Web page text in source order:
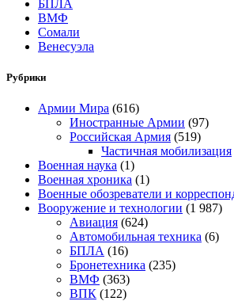
БПЛА
ВМФ
Сомали
Венесуэла
Рубрики
Армии Мира (616)
Иностранные Армии (97)
Российская Армия (519)
Частичная мобилизация
Военная наука (1)
Военная хроника (1)
Военные обозреватели и
Вооружение и технологии (1 987)
Авиация (624)
Автомобильная техника (6)
БПЛА (16)
Бронетехника (235)
ВМФ (363)
ВПК (122)